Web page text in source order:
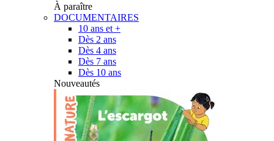
À paraître
DOCUMENTAIRES
10 ans et +
Dès 2 ans
Dès 4 ans
Dès 7 ans
Dès 10 ans
Nouveautés